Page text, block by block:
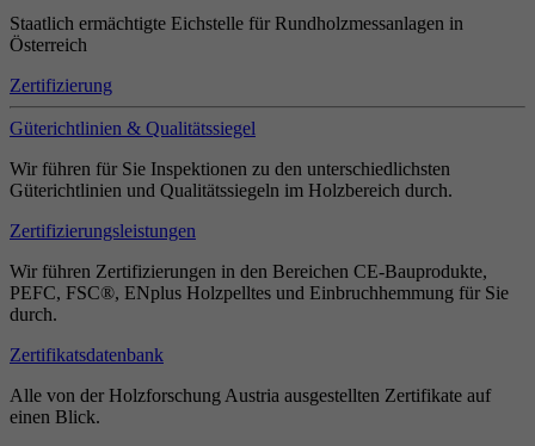
Staatlich ermächtigte Eichstelle für Rundholzmessanlagen in
Österreich
Zertifizierung
Güterichtlinien & Qualitätssiegel
Wir führen für Sie Inspektionen zu den unterschiedlichsten
Güterichtlinien und Qualitätssiegeln im Holzbereich durch.
Zertifizierungsleistungen
Wir führen Zertifizierungen in den Bereichen CE-Bauprodukte,
PEFC, FSC®, ENplus Holzpelltes und Einbruchhemmung für Sie
durch.
Zertifikatsdatenbank
Alle von der Holzforschung Austria ausgestellten Zertifikate auf
einen Blick.